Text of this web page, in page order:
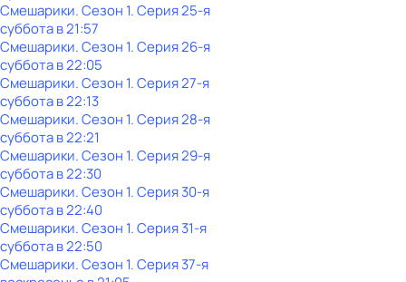
Смешарики. Сезон 1. Серия 25-я
субботав21:57
Смешарики. Сезон 1. Серия 26-я
субботав22:05
Смешарики. Сезон 1. Серия 27-я
субботав22:13
Смешарики. Сезон 1. Серия 28-я
субботав22:21
Смешарики. Сезон 1. Серия 29-я
субботав22:30
Смешарики. Сезон 1. Серия 30-я
субботав22:40
Смешарики. Сезон 1. Серия 31-я
субботав22:50
Смешарики. Сезон 1. Серия 37-я